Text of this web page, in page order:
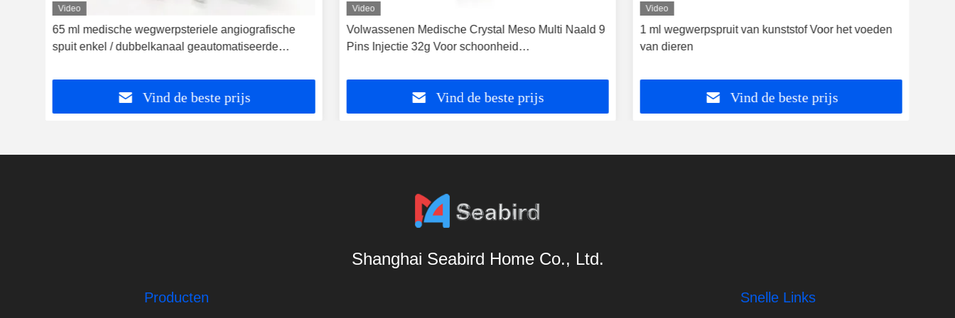
Video
65 ml medische wegwerpsteriele angiografische
spuit enkel / dubbelkanaal geautomatiseerde
Vind de beste prijs
Video
Volwassenen Medische Crystal Meso Multi Naald 9
Pins Injectie 32g Voor schoonheid
Vind de beste prijs
Video
1 ml wegwerpspruit van kunststof Voor het voeden
van dieren
Vind de beste prijs
Shanghai Seabird Home Co., Ltd.
Producten Snelle Links